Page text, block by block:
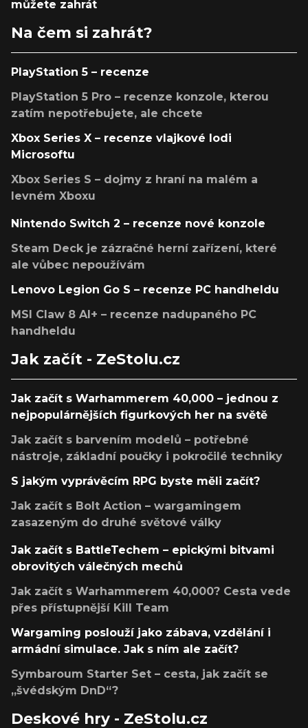
můžete zahrát
Na čem si zahrát?
PlayStation 5 – recenze
PlayStation 5 Pro – recenze konzole, kterou
zatím nepotřebujete, ale chcete
Xbox Series X – recenze vlajkové lodi
Microsoftu
Xbox Series S – dojmy z hraní na malém a
levném Xboxu
Nintendo Switch 2 – recenze nové konzole
Steam Deck je zázračné herní zařízení, které
ale vůbec nepoužívám
Lenovo Legion Go S – recenze PC handheldu
MSI Claw 8 AI+ – recenze nadupaného PC
handheldu
Jak začít - ZeStolu.cz
Jak začít s Warhammerem 40,000 – jednou z
nejpopulárnějších figurkových her na světě
Jak začít s barvením modelů – potřebné
nástroje, základní poučky i pokročilé techniky
S jakým vyprávěcím RPG byste měli začít?
Jak začít s Bolt Action – wargamingem
zasazeným do druhé světové války
Jak začít s BattleTechem – epickými bitvami
obrovitých válečných mechů
Jak začít s Warhammerem 40,000? Cesta vede
přes přístupnější Kill Team
Wargaming poslouží jako zábava, vzdělání i
armádní simulace. Jak s ním ale začít?
Symbaroum Starter Set – cesta, jak začít se
„švédským DnD“?
Deskové hry - ZeStolu.cz